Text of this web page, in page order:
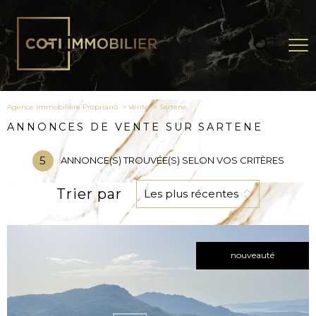
Agence immobilière Propriano Vente sartene
ANNONCES DE VENTE SUR SARTENE
5 ANNONCE(S) TROUVÉE(S) SELON VOS CRITÈRES
Trier par Les plus récentes
nouveauté